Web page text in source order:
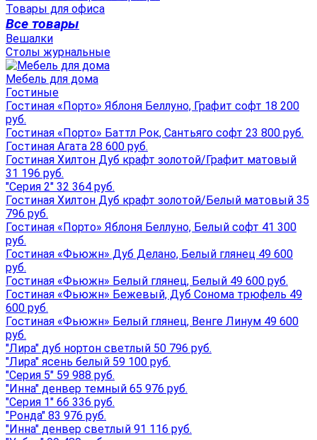
Товары для офиса
Все товары
Вешалки
Столы журнальные
Мебель для дома
Гостиные
Гостиная «Порто» Яблоня Беллуно, Графит софт 18 200
руб.
Гостиная «Порто» Баттл Рок, Сантьяго софт 23 800 руб.
Гостиная Агата 28 600 руб.
Гостиная Хилтон Дуб крафт золотой/Графит матовый
31 196 руб.
"Серия 2" 32 364 руб.
Гостиная Хилтон Дуб крафт золотой/Белый матовый 35
796 руб.
Гостиная «Порто» Яблоня Беллуно, Белый софт 41 300
руб.
Гостиная «Фьюжн» Дуб Делано, Белый глянец 49 600
руб.
Гостиная «Фьюжн» Белый глянец, Белый 49 600 руб.
Гостиная «Фьюжн» Бежевый, Дуб Сонома трюфель 49
600 руб.
Гостиная «Фьюжн» Белый глянец, Венге Линум 49 600
руб.
"Лира" дуб нортон светлый 50 796 руб.
"Лира" ясень белый 59 100 руб.
"Серия 5" 59 988 руб.
"Инна" денвер темный 65 976 руб.
"Серия 1" 66 336 руб.
"Ронда" 83 976 руб.
"Инна" денвер светлый 91 116 руб.